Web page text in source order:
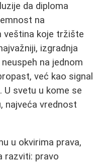
da diploma
na
veština koje tržište
izgradnja
na jednom
već kao signal
svetu u kome se
najveća vrednost
u okvirima prava,
razviti: pravo